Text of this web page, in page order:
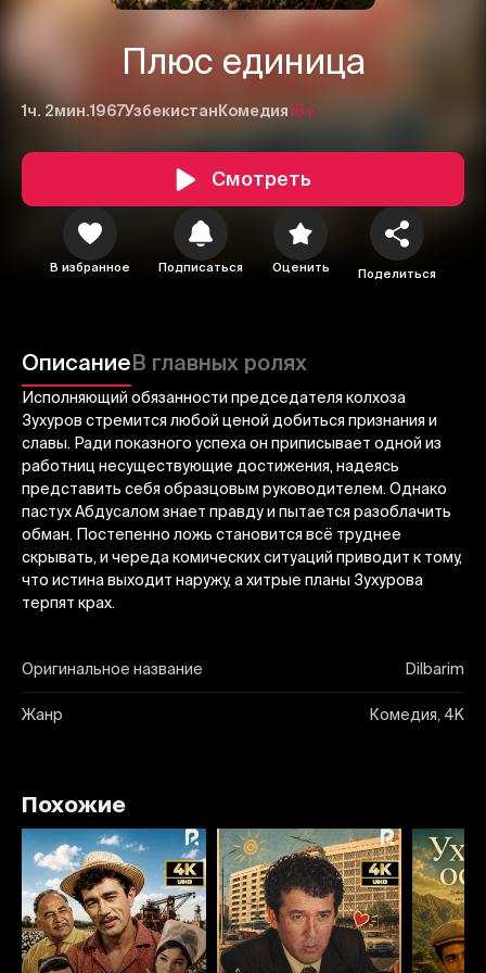
Плюс единица
1ч. 2мин.1967Узбекистан Комедия16+
Смотреть
В избранное Подписаться Оценить Поделиться
ОписаниеВ главных ролях
Исполняющий обязанности председателя колхоза
Зухуров стремится любой ценой добиться признания и
славы. Ради показного успеха он приписывает одной из
работниц несуществующие достижения, надеясь
представить себя образцовым руководителем. Однако
пастух Абдусалом знает правду и пытается разоблачить
обман. Постепенно ложь становится всё труднее
скрывать, и череда комических ситуаций приводит к тому,
что истина выходит наружу, а хитрые планы Зухурова
терпят крах.
Оригинальное название Dilbarim
Жанр Комедия, 4K
Похожие